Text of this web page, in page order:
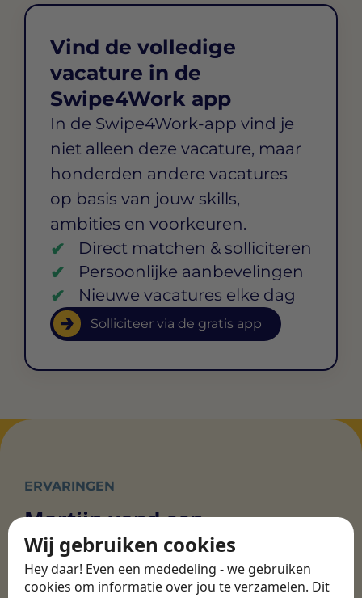
Wij gebruiken cookies
Hey daar! Even een mededeling - we gebruiken
cookies om informatie over jou te verzamelen. Dit
Vind de volledige
vacature in de
Swipe4Work app
In de Swipe4Work-app vind je
niet alleen deze vacature, maar
honderden andere vacatures
op basis van jouw skills,
ambities en voorkeuren.
Direct matchen & solliciteren
Persoonlijke aanbevelingen
Nieuwe vacatures elke dag
Solliciteer via de gratis app
ERVARINGEN
Martijn vond een
nieuwe baan bij
CBEE